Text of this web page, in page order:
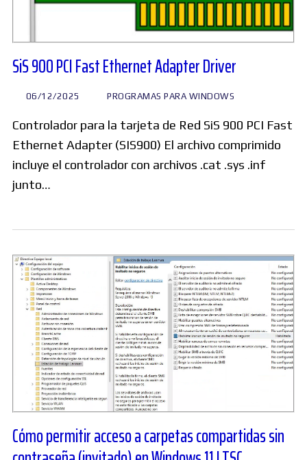
SiS 900 PCI Fast Ethernet Adapter Driver
06/12/2025 PROGRAMAS PARA WINDOWS
Controlador para la tarjeta de Red SiS 900 PCI Fast
Ethernet Adapter (SIS900) El archivo comprimido
incluye el controlador con archivos .cat .sys .inf
junto…
Cómo permitir acceso a carpetas compartidas sin